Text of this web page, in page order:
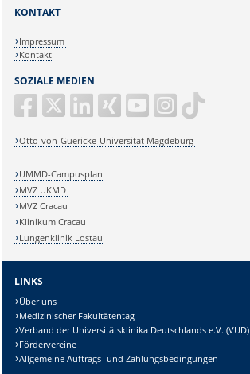
SOZIALE MEDIEN
Otto-von-Guericke-Universität Magdeburg
KONTAKT
Impressum
Kontakt
UMMD-Campusplan
MVZ UKMD
MVZ Cracau
Klinikum Cracau
Lungenklinik Lostau
LINKS
Über uns
Medizinischer Fakultätentag
Verband der Universitätsklinika Deutschlands e.V. (VUD)
Fördervereine
Allgemeine Auftrags- und Zahlungsbedingungen